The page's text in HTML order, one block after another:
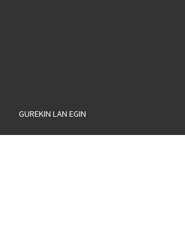
GUREKIN LAN EGIN